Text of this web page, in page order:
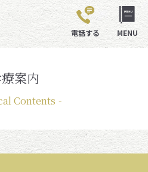
電話する MENU
案内
Contents